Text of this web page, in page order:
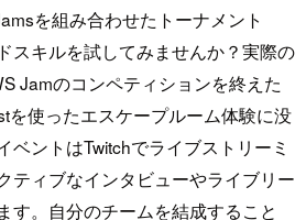
を組み合わせたトーナメント
スキルを試してみませんか？実際の
Jamのコンペティションを終えた
を使ったエスケープルーム体験に没
ベントはTwitchでライブストリーミ
ティブなインタビューやライブリー
す。自分のチームを結成すること